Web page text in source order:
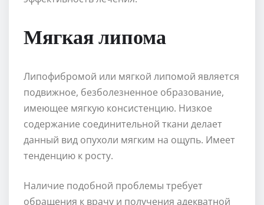
Мягкая липома
Липофибромой или мягкой липомой является
подвижное, безболезненное образование,
имеющее мягкую консистенцию. Низкое
содержание соединительной ткани делает
данный вид опухоли мягким на ощупь. Имеет
тенденцию к росту.
Наличие подобной проблемы требует
обращения к врачу и получения адекватной